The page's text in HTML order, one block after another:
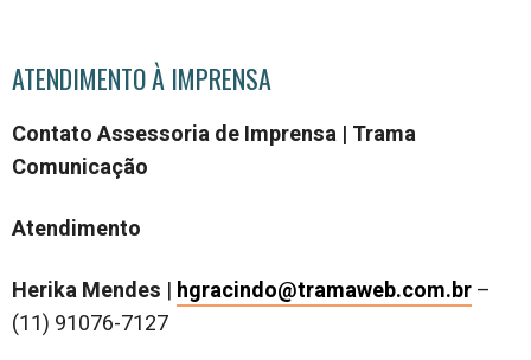
ATENDIMENTO À IMPRENSA
Contato Assessoria de Imprensa | Trama
Comunicação
Atendimento
Herika Mendes | hgracindo@tramaweb.com.br–
(11) 91076-7127